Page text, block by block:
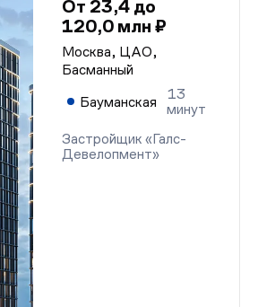
От 23,4 до
120,0 млн ₽
Москва, ЦАО,
Басманный
Бауманская
13
минут
Застройщик «Галс-
Девелопмент»